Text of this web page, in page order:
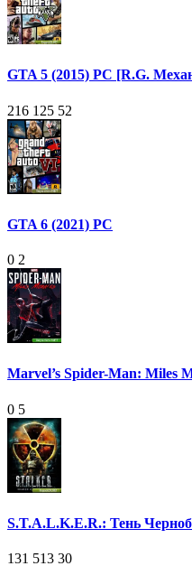
GTA 5 (2015) PC [R.G.
216 125 52
GTA 6 (2021) PC
0 2
Marvel’s Spider-Man: Miles
0 5
S.T.A.L.K.E.R.: Тень
131 513 30